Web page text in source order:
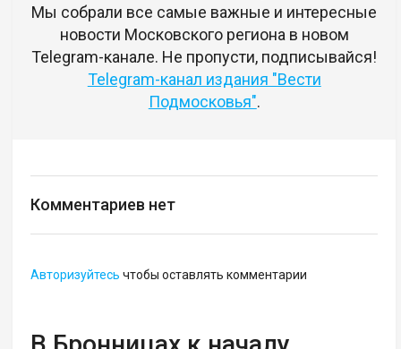
Мы собрали все самые важные и интересные
новости Московского региона в новом
Telegram-канале. Не пропусти, подписывайся!
Telegram-канал издания "Вести
Подмосковья".
Комментариев нет
Авторизуйтесь чтобы оставлять комментарии